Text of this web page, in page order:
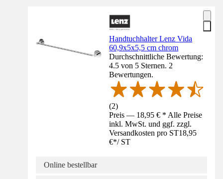
Handtuchhalter Lenz Vida
60,9x5x5,5 cm chrom
Durchschnittliche Bewertung:
4.5 von 5 Sternen. 2
Bewertungen.
(2)
Preis — 18,95 € * Alle Preise
inkl. MwSt. und ggf. zzgl.
Versandkosten pro ST18,95
€*/ ST
Online bestellbar